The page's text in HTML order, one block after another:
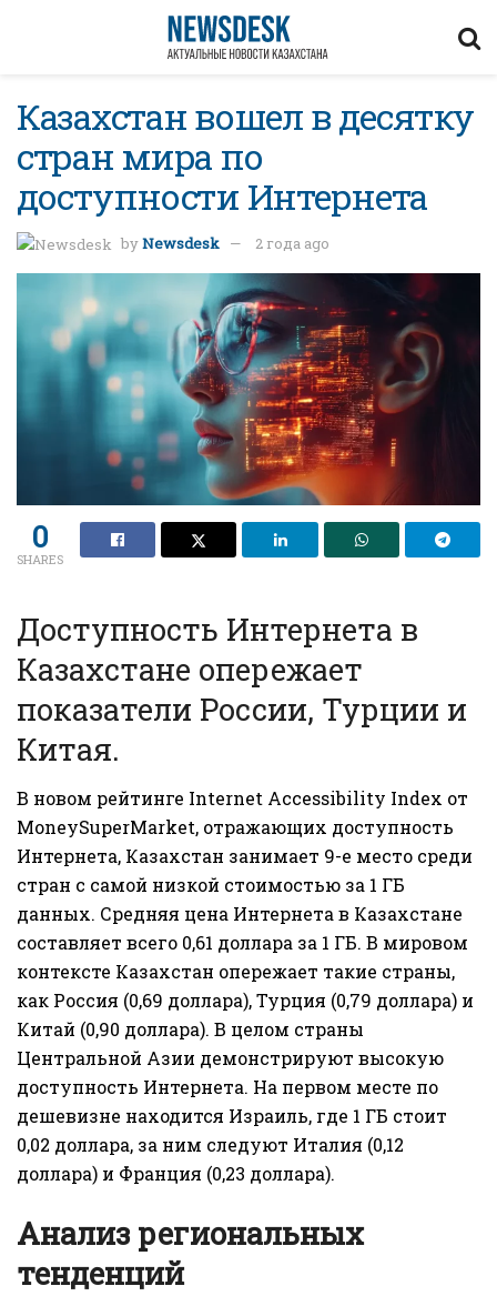
Казахстан вошел в десятку
стран мира по
доступности Интернета
byNewsdesk 2 года ago
0
SHARES
Доступность Интернета в
Казахстане опережает
показатели России, Турции и
Китая.
В новом рейтинге Internet Accessibility Index от
MoneySuperMarket, отражающих доступность
Интернета, Казахстан занимает 9-е место среди
стран с самой низкой стоимостью за 1 ГБ
данных. Средняя цена Интернета в Казахстане
составляет всего 0,61 доллара за 1 ГБ. В мировом
контексте Казахстан опережает такие страны,
как Россия (0,69 доллара), Турция (0,79 доллара) и
Китай (0,90 доллара). В целом страны
Центральной Азии демонстрируют высокую
доступность Интернета. На первом месте по
дешевизне находится Израиль, где 1 ГБ стоит
0,02 доллара, за ним следуют Италия (0,12
доллара) и Франция (0,23 доллара).
Анализ региональных
тенденций